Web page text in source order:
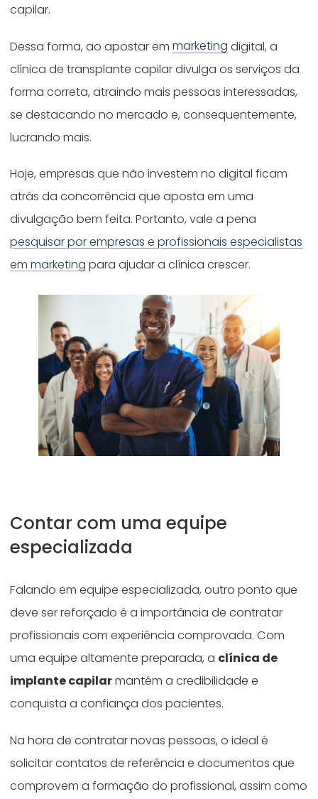
capilar.
Dessa forma, ao apostar emmarketing digital, a
clínica de transplante capilar divulga os serviços da
forma correta, atraindo mais pessoas interessadas,
se destacando no mercado e, consequentemente,
lucrando mais.
Hoje, empresas que não investem no digital ficam
atrás da concorrência que aposta em uma
divulgação bem feita. Portanto, vale a pena
pesquisar por empresas e profissionais especialistas
em marketing para ajudar a clínica crescer.
Contar com uma equipe
especializada
Falando em equipe especializada, outro ponto que
deve ser reforçado é a importância de contratar
profissionais com experiência comprovada. Com
uma equipe altamente preparada, a clínica de
implante capilarmantém a credibilidade e
conquista a confiança dos pacientes.
Na hora de contratar novas pessoas, o ideal é
solicitar contatos de referência e documentos que
comprovem a formação do profissional, assim como